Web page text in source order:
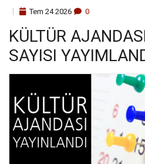
Tem 24 2026 0
KÜLTÜR
SAYISI